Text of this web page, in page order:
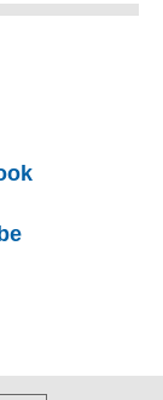
(external
(external